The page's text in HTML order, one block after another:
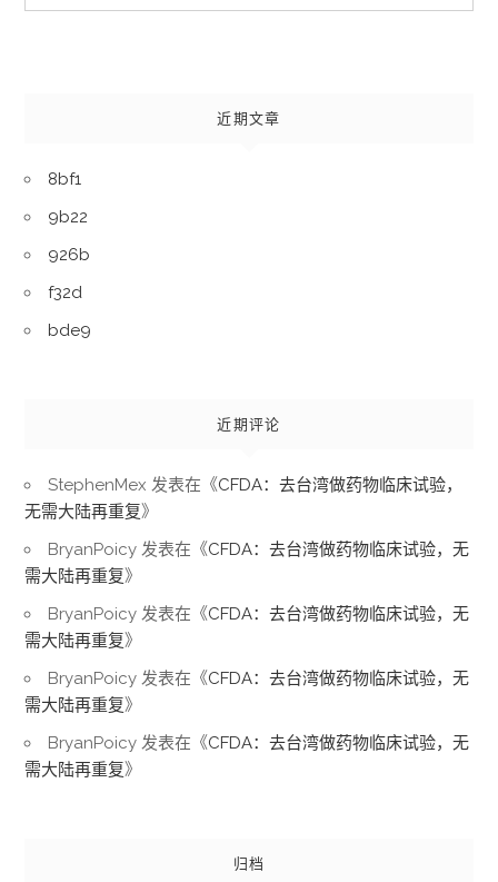
近期文章
8bf1
9b22
926b
f32d
bde9
近期评论
StephenMex 发表在《CFDA：去台湾做药物临床试验，
无需大陆再重复》
BryanPoicy 发表在《CFDA：去台湾做药物临床试验，无
需大陆再重复》
BryanPoicy 发表在《CFDA：去台湾做药物临床试验，无
需大陆再重复》
BryanPoicy 发表在《CFDA：去台湾做药物临床试验，无
需大陆再重复》
BryanPoicy 发表在《CFDA：去台湾做药物临床试验，无
需大陆再重复》
归档